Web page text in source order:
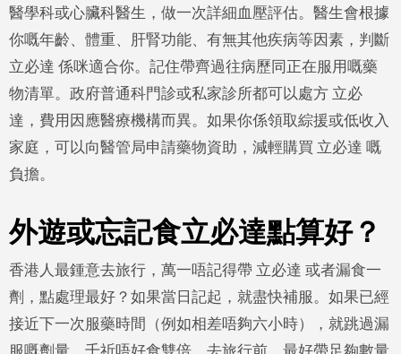
醫學科或心臟科醫生，做一次詳細血壓評估。醫生會根據
你嘅年齡、體重、肝腎功能、有無其他疾病等因素，判斷
立必達 係咪適合你。記住帶齊過往病歷同正在服用嘅藥
物清單。政府普通科門診或私家診所都可以處方 立必
達，費用因應醫療機構而異。如果你係領取綜援或低收入
家庭，可以向醫管局申請藥物資助，減輕購買 立必達 嘅
負擔。
外遊或忘記食立必達點算好？
香港人最鍾意去旅行，萬一唔記得帶 立必達 或者漏食一
劑，點處理最好？如果當日記起，就盡快補服。如果已經
接近下一次服藥時間（例如相差唔夠六小時），就跳過漏